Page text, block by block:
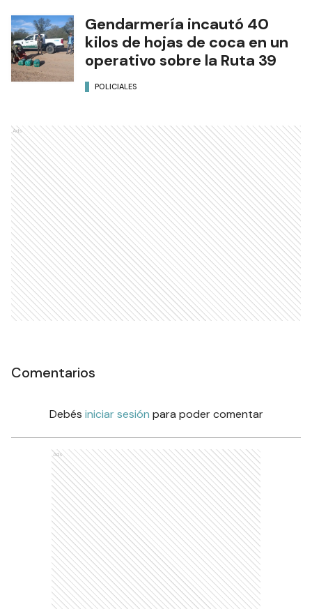
Gendarmería incautó 40
kilos de hojas de coca en un
operativo sobre la Ruta 39
POLICIALES
Ads
Comentarios
Debés iniciar sesión para poder comentar
Ads